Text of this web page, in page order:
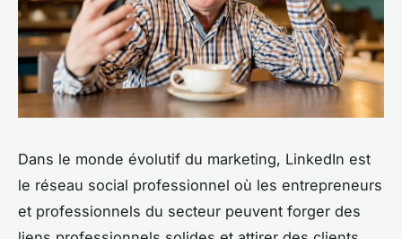
Dans le monde évolutif du marketing, LinkedIn est
le réseau social professionnel où les entrepreneurs
et professionnels du secteur peuvent forger des